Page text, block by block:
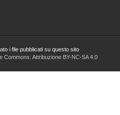
i file pubblicati su questo sito
Commons: Attribuzione BY-NC-SA 4.0